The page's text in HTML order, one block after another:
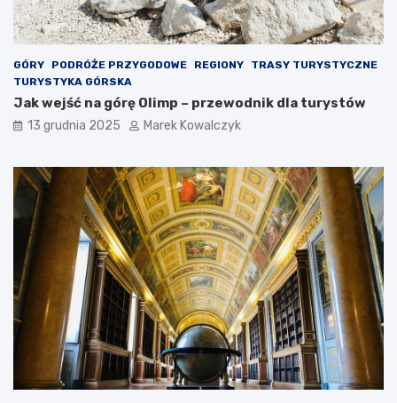
o
ś
c
i
n
a
p
l
s
k
i
r
z
e
a
d
l
a
p
o
r
ż
n
i
k
p
r
z
GÓRY PODRÓŻE PRZYGODOWE REGIONY
TRASY TURYSTYCZNE
TURYSTYKA GÓRSKA
Jak wejść na górę Olimp – przewodnik dla turystów
13 grudnia 2025 Marek Kowalczyk